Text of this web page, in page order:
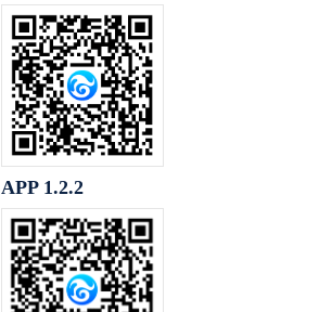
APP 1.2.2